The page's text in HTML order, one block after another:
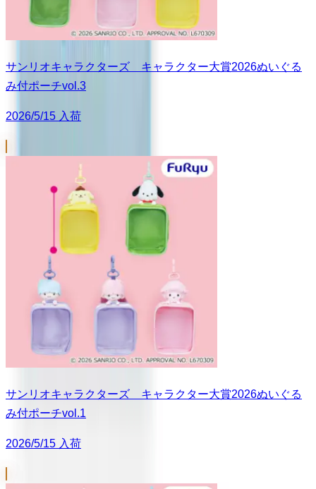
サンリオキャラクターズ キャラクター大賞2026ぬいぐる
み付ポーチvol.3
2026/5/15 入荷
サンリオキャラクターズ キャラクター大賞2026ぬいぐる
み付ポーチvol.1
2026/5/15 入荷